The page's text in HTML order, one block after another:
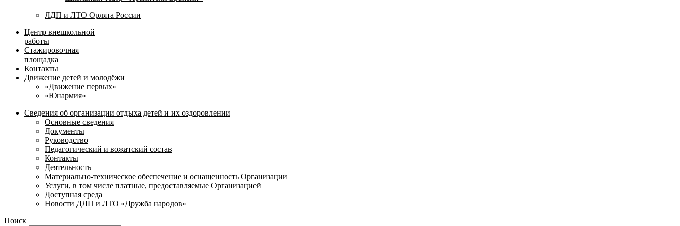
ЛДП и ЛТО Орлята России
Центр внешкольной
работы
Стажировочная
площадка
Контакты
Движение детей и молодёжи
«Движение первых»
«Юнармия»
Сведения об организации отдыха детей и их оздоровлении
Основные сведения
Документы
Руководство
Педагогический и вожатский состав
Контакты
Деятельность
Материально-техническое обеспечение и оснащенность Организации
Услуги, в том числе платные, предоставляемые Организацией
Доступная среда
Новости ДЛП и ЛТО «Дружба народов»
Поиск